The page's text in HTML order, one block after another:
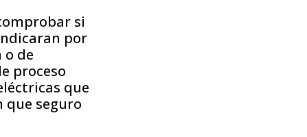
si
por
de
proceso
que
que seguro